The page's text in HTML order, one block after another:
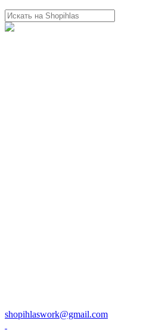
shopihlaswork@gmail.com